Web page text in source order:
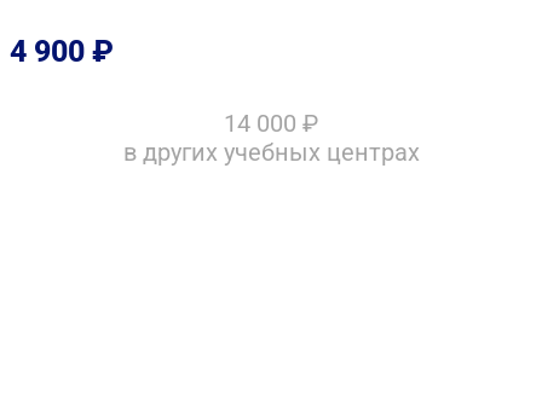
4 900 ₽
14 000 ₽
в других учебных центрах